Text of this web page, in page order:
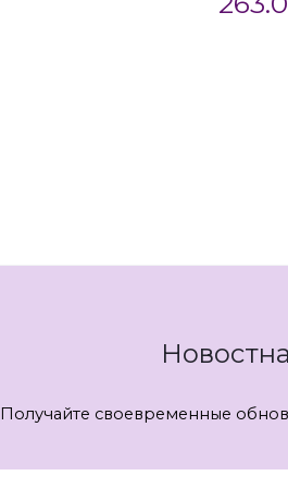
Получайте своевременные